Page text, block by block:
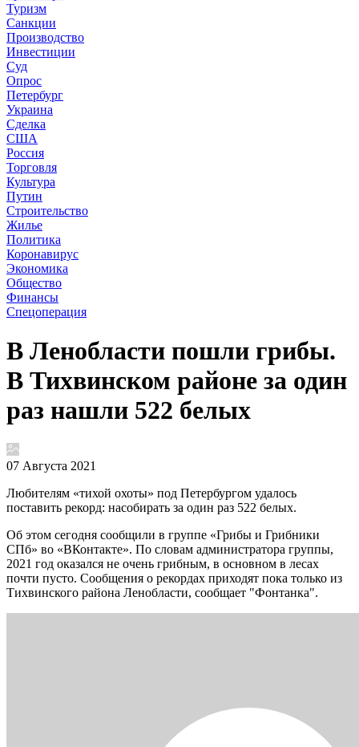
Туризм
Санкции
Производство
Инвестиции
Суд
Опрос
Петербург
Украина
Сделка
США
Россия
Торговля
Культура
Путин
Строительство
Жилье
Политика
Коронавирус
Экономика
Общество
Финансы
Спецоперация
В Ленобласти пошли грибы.
В Тихвинском районе за один
раз нашли 522 белых
07 Августа 2021
Любителям «тихой охоты» под Петербургом удалось
поставить рекорд: насобирать за один раз 522 белых.
Об этом сегодня сообщили в группе «Грибы и Грибники
СПб» во «ВКонтакте». По словам администратора группы,
2021 год оказался не очень грибным, в основном в лесах
почти пусто. Сообщения о рекордах приходят пока только из
Тихвинского района Ленобласти, сообщает "Фонтанка".